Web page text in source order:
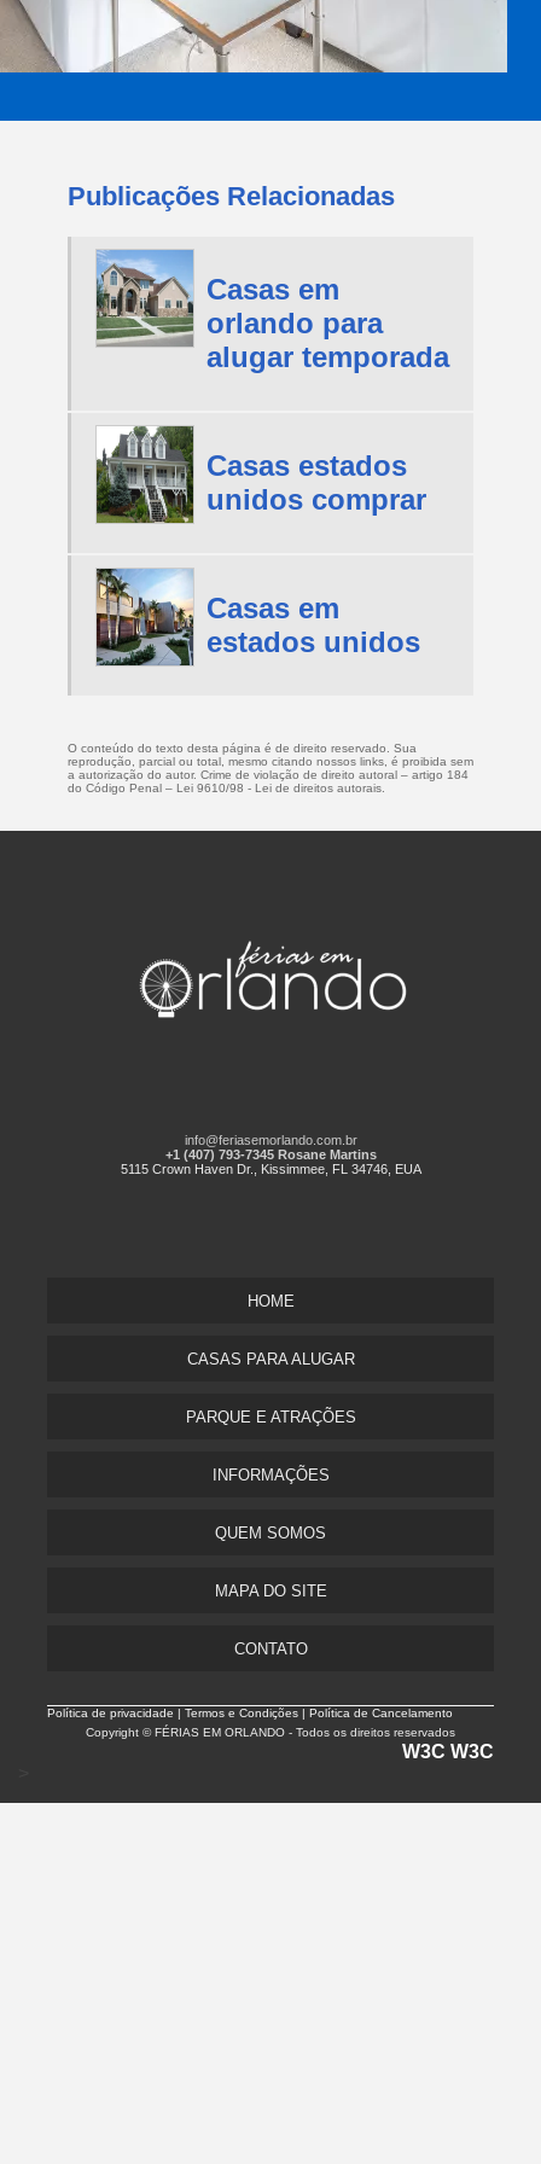
Publicações Relacionadas
Casas em
orlando para
alugar temporada
Casas estados
unidos comprar
Casas em
estados unidos
O conteúdo do texto desta página é de direito reservado. Sua
reprodução, parcial ou total, mesmo citando nossos links, é proibida sem
a autorização do autor. Crime de violação de direito autoral – artigo 184
do Código Penal – Lei 9610/98 - Lei de direitos autorais
info@feriasemorlando.com.br
+1 (407) 793-7345 Rosane Martins
5115 Crown Haven Dr., Kissimmee, FL 34746, EUA
HOME
CASAS PARA ALUGAR
PARQUE E ATRAÇÕES
INFORMAÇÕES
QUEM SOMOS
MAPA DO SITE
CONTATO
Política de privacidade |Termos e Condições | Política de Cancelamento
Copyright © FÉRIAS EM ORLANDO - Todos os direitos reservados
W3C W3C